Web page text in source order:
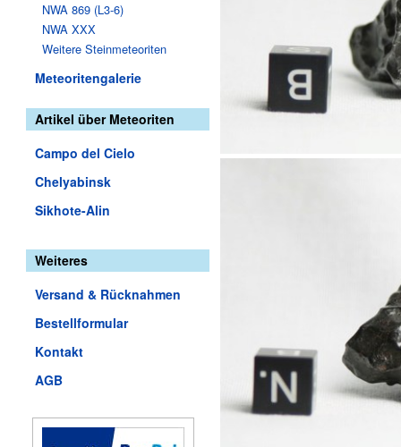
NWA 869 (L3-6)
NWA XXX
Weitere Steinmeteoriten
Meteoritengalerie
Artikel über Meteoriten
Campo del Cielo
Chelyabinsk
Sikhote-Alin
Weiteres
Versand & Rücknahmen
Bestellformular
Kontakt
AGB